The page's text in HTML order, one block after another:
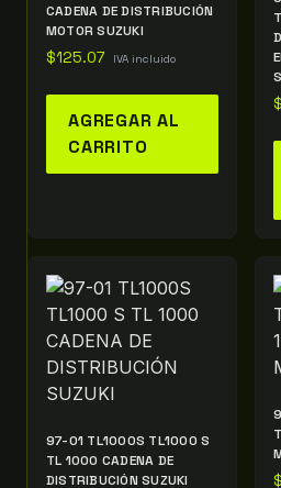
CADENA DE DISTRIBUCIÓN
MOTOR SUZUKI
$125.07 IVA incluido
AGREGAR AL
CARRITO
$
97-01 TL1000S TL1000 S
TL 1000 CADENA DE
DISTRIBUCIÓN SUZUKI
$